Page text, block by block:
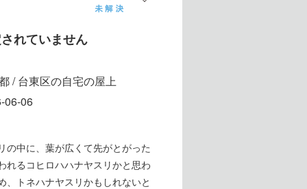
れていません
/ 台東区の自宅の屋上
06-06
の中に、葉が広くて先がとがった
れるコヒロハハナヤスリかと思わ
、トネハナヤスリかもしれないと